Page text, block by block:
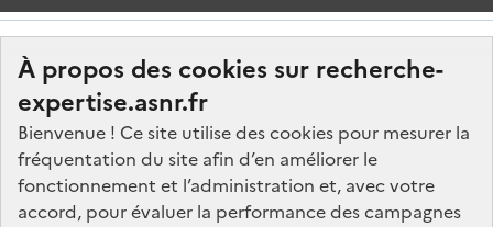
À propos des cookies sur recherche-
expertise.asnr.fr
Bienvenue ! Ce site utilise des cookies pour mesurer la
fréquentation du site afin d’en améliorer le
fonctionnement et l’administration et, avec votre
accord, pour évaluer la performance des campagnes
Nos marchés
Nos offres d'emploi